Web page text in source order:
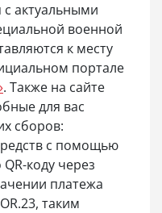
актуальными
военной
к месту
портале
. Также на сайте
для вас
сборов:
с помощью
коду через
платежа
таким